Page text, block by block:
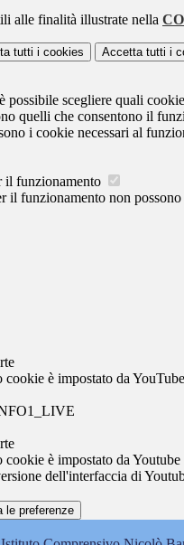
alle finalità illustrate nella
tutti i cookies Accetta tutti i
possibile scegliere quali
quelli che consentono il
i cookie necessari al
il funzionamento
il funzionamento non
cookie è impostato da
cookie è impostato da
dell'interfaccia di
le preferenze